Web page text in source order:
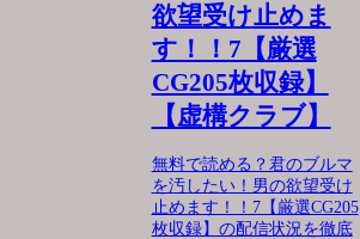
欲望受け止めま
す！！7【厳選
CG205枚収録】
【虚構クラブ】
無料で読める？君のブルマ
を汚したい！男の欲望受け
止めます！！7【厳選CG205
枚収録】の配信状況を徹底